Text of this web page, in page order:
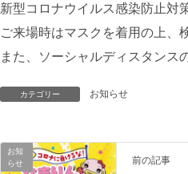
新型コロナウイルス感染防止対
ご来場時はマスクを着用の上、
また、ソーシャルディスタンス
カテゴリー お知らせ
お知
らせ
前の記事